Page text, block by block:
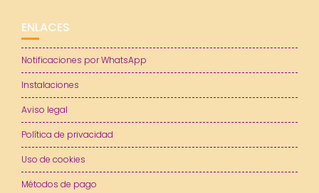
ENLACES
Notificaciones por WhatsApp
Instalaciones
Aviso legal
Política de privacidad
Uso de cookies
Métodos de pago